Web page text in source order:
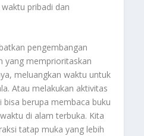
pribadi dan
pengembangan
yang memprioritaskan
meluangkan waktu untuk
Atau melakukan aktivitas
bisa berupa membaca buku
di alam terbuka. Kita
tatap muka yang lebih